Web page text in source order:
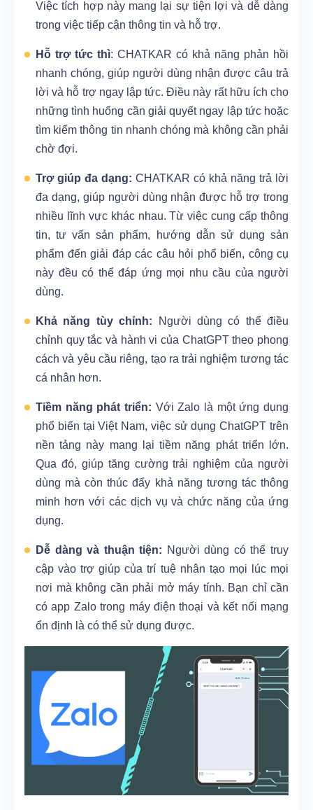
Việc tích hợp này mang lại sự tiện lợi và dễ dàng
trong việc tiếp cận thông tin và hỗ trợ.
Hỗ trợ tức thì: CHATKAR có khả năng phản hồi
nhanh chóng, giúp người dùng nhận được câu trả
lời và hỗ trợ ngay lập tức. Điều này rất hữu ích cho
những tình huống cần giải quyết ngay lập tức hoặc
tìm kiếm thông tin nhanh chóng mà không cần phải
chờ đợi.
Trợ giúp đa dạng: CHATKAR có khả năng trả lời
đa dạng, giúp người dùng nhận được hỗ trợ trong
nhiều lĩnh vực khác nhau. Từ việc cung cấp thông
tin, tư vấn sản phẩm, hướng dẫn sử dụng sản
phẩm đến giải đáp các câu hỏi phổ biến, công cụ
này đều có thể đáp ứng mọi nhu cầu của người
dùng.
Khả năng tùy chỉnh:
Người dùng có thể điều
chỉnh quy tắc và hành vi của ChatGPT theo phong
cách và yêu cầu riêng, tạo ra trải nghiệm tương tác
cá nhân hơn.
Tiềm năng phát triển: Với Zalo là một ứng dụng
phổ biến tại Việt Nam, việc sử dụng ChatGPT trên
nền tảng này mang lại tiềm năng phát triển lớn.
Qua đó, giúp tăng cường trải nghiệm của người
dùng mà còn thúc đẩy khả năng tương tác thông
minh hơn với các dịch vụ và chức năng của ứng
dụng.
Dễ dàng và thuận tiện: Người dùng có thể truy
cập vào trợ giúp của trí tuệ nhân tạo mọi lúc mọi
nơi mà không cần phải mở máy tính. Bạn chỉ cần
có app Zalo trong máy điện thoại và kết nối mạng
ổn định là có thể sử dụng được.